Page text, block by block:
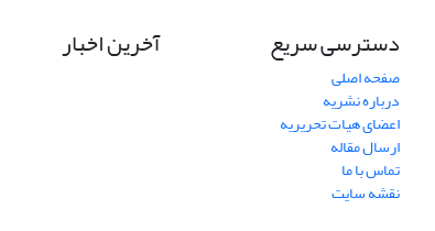
دسترسی سریع
صفحه اصلی
درباره نشریه
اعضای هیات تحریریه
ارسال مقاله
تماس با ما
نقشه سایت
آخرین اخبار